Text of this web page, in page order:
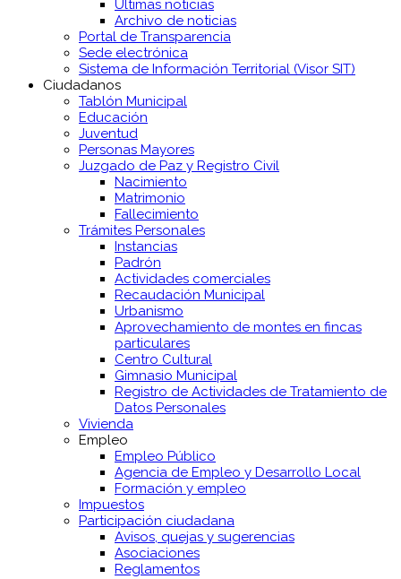
Últimas noticias
Archivo de noticias
Portal de Transparencia
Sede electrónica
Sistema de Información Territorial (Visor SIT)
Ciudadanos
Tablón Municipal
Educación
Juventud
Personas Mayores
Juzgado de Paz y Registro Civil
Nacimiento
Matrimonio
Fallecimiento
Trámites Personales
Instancias
Padrón
Actividades comerciales
Recaudación Municipal
Urbanismo
Aprovechamiento de montes en fincas
particulares
Centro Cultural
Gimnasio Municipal
Registro de Actividades de Tratamiento de
Datos Personales
Vivienda
Empleo
Empleo Público
Agencia de Empleo y Desarrollo Local
Formación y empleo
Impuestos
Participación ciudadana
Avisos, quejas y sugerencias
Asociaciones
Reglamentos